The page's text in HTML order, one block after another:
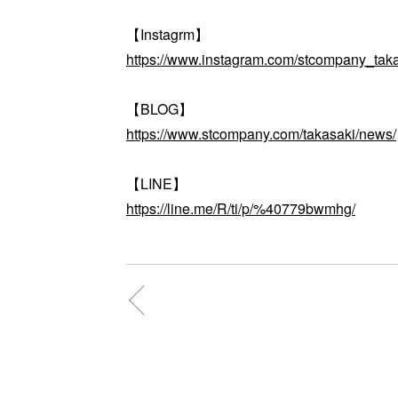
【Instagrm】
https://www.instagram.com/
【BLOG】
https://www.stcompany.com/takasaki/news/
【LINE】
https://line.me/R/ti/p/%40779bwmhg/